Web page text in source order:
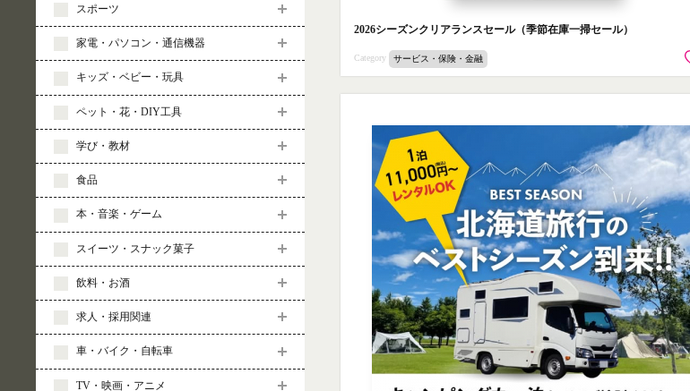
スポーツ
家電・パソコン・通信機器
キッズ・ベビー・玩具
ペット・花・DIY工具
学び・教材
食品
本・音楽・ゲーム
スイーツ・スナック菓子
飲料・お酒
求人・採用関連
車・バイク・自転車
TV・映画・アニメ
2026シーズンクリアランスセール（季節在庫一掃セール）
Category サービス・保険・金融